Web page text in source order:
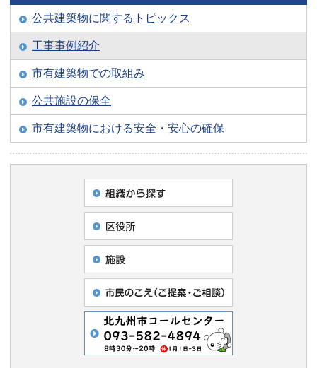
公共建築物に関するトピックス
工事事例紹介
市有建築物での取組み
公共施設の保全
市有建築物における安全・安心の確保